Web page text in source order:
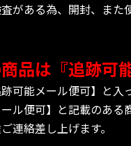
がある為、開封、また
品は『追跡可
可能メール便可】と入
ール便可】と記載のあ
連絡差し上げます。